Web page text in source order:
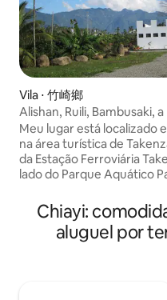
Vila ⋅ 竹崎鄉
Alishan, Ruili, Bambusaki,
espaçosa pousada
Meu lugar está localizado
na área turística de
da Estação Ferroviária
lado do Parque Aquático
Life Village, da cidade de
Estação Ferroviária
de Renyitan, da Área
Chiayi:
aluguel por